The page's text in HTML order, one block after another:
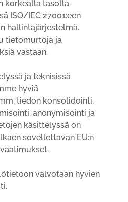
korkealla tasolla.
ISO/IEC 27001:een
hallintajärjestelmä.
tietomurtoja ja
vastaan.
ja teknisissä
hyviä
tiedon konsolidointi,
anonymisointi ja
käsittelyssä on
sovellettavan EU:n
valvotaan hyvien